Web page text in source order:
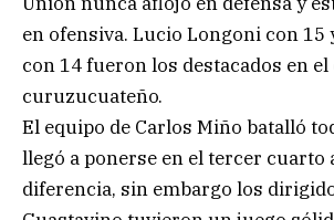
en ofensiva. Lucio Longoni con 15
con 14 fueron los destacados en el
curuzucuateño.
El equipo de Carlos Miño batalló
llegó a ponerse en el tercer cuarto
diferencia, sin embargo los